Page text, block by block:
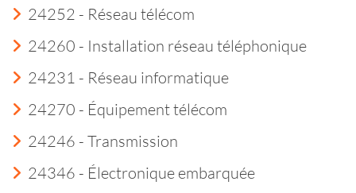
24252 - Réseau télécom
24260 - Installation réseau téléphonique
24231 - Réseau informatique
24270 - Équipement télécom
24246 - Transmission
24346 - Électronique embarquée